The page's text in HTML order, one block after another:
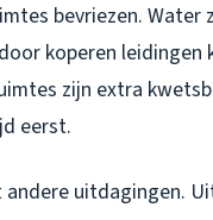
bevriezen. Water
koperen leidingen
zijn extra
eerst.
andere uitdagingen.